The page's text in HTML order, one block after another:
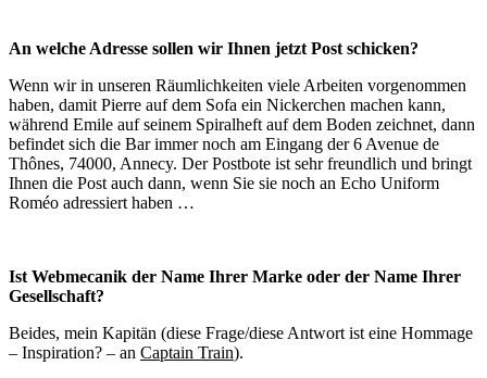
An welche Adresse sollen wir Ihnen jetzt Post schicken?
Wenn wir in unseren Räumlichkeiten viele Arbeiten vorgenommen
haben, damit Pierre auf dem Sofa ein Nickerchen machen kann,
während Emile auf seinem Spiralheft auf dem Boden zeichnet, dann
befindet sich die Bar immer noch am Eingang der 6 Avenue de
Thônes, 74000, Annecy. Der Postbote ist sehr freundlich und bringt
Ihnen die Post auch dann, wenn Sie sie noch an Echo Uniform
Roméo adressiert haben …
Ist Webmecanik der Name Ihrer Marke oder der Name Ihrer
Gesellschaft?
Beides, mein Kapitän (diese Frage/diese Antwort ist eine Hommage
– Inspiration? – an Captain Train).